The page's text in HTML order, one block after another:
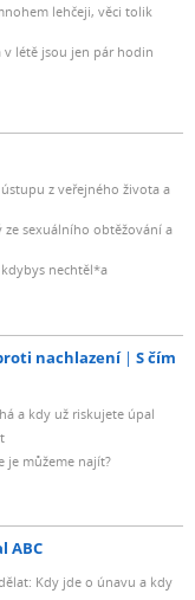
lehčeji, věci tolik
v létě jsou jen pár hodin
z veřejného života a
ze sexuálního obtěžování a
kdybys nechtěl*a
nachlazení
S čím
a kdy už riskujete úpal
je můžeme najít?
ABC
Kdy jde o únavu a kdy